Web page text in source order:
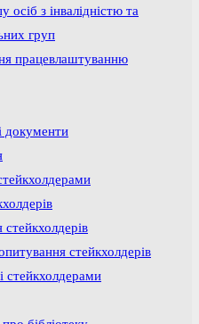
з інвалідністю та
груп
працевлаштуванню
документи
стейкхолдерів
стейкхолдерами